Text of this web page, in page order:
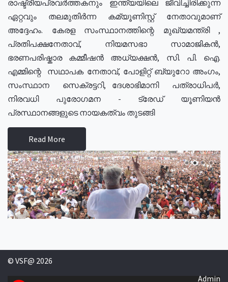
രാഷ്ട്രീയപ്രവർത്തകനും ഇന്ത്യയിലെ ജീവിച്ചിരിക്കുന്ന
ഏറ്റവും തലമുതിർന്ന കമ്യൂണിസ്റ്റ് നേതാവുമാണ്
അദ്ദേഹം. കേരള സംസ്ഥാനത്തിന്റെ മുഖ്യമന്ത്രി ,
പ്രതിപക്ഷനേതാവ്, നിയമസഭാ സാമാജികൻ,
ഭരണപരിഷ്കാര കമ്മീഷൻ അധ്യക്ഷൻ, സി. പി. ഐ.
എമ്മിന്റെ സഥാപക നേതാവ്, പോളിറ്റ് ബ്യുറോ അംഗം,
സംസ്ഥാന സെക്രട്ടറി, ദേശാഭിമാനി പത്രാധിപർ,
നിരവധി പുരോഗമന - ട്രേഡ് യൂണിയൻ
പ്രസ്ഥാനങ്ങളുടെ നായകത്വം തുടങ്ങി
Read More
© VSF@ 2026
Admin